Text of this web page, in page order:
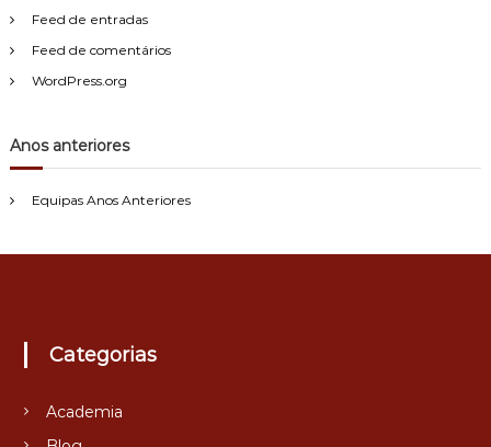
Feed de entradas
Feed de comentários
WordPress.org
Anos anteriores
Equipas Anos Anteriores
Categorias
Academia